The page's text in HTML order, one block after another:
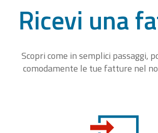
Ricevi una
Scopri come in semplici passaggi,
comodamente le tue fatture nel